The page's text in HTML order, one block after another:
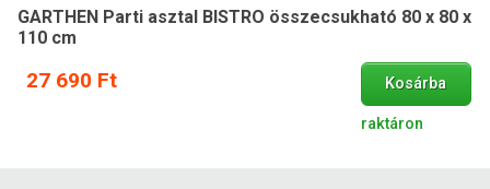
GARTHEN Parti asztal BISTRO összecsukható 80 x 80 x
110 cm
27 690 Ft Kosárba
raktáron